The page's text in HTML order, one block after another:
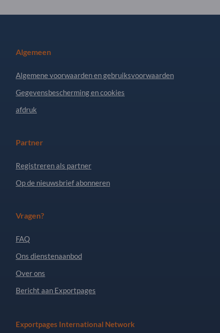
Algemeen
Algemene voorwaarden en gebruiksvoorwaarden
Gegevensbescherming en cookies
afdruk
Partner
Registreren als partner
Op de nieuwsbrief abonneren
Vragen?
FAQ
Ons dienstenaanbod
Over ons
Bericht aan Exportpages
Exportpages International Network